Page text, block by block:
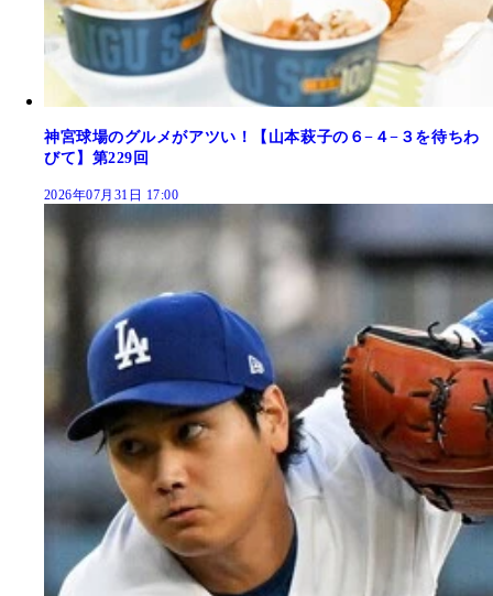
神宮球場のグルメがアツい！【山本萩子の６−４−３を待ちわ
びて】第229回
2026年07月31日 17:00